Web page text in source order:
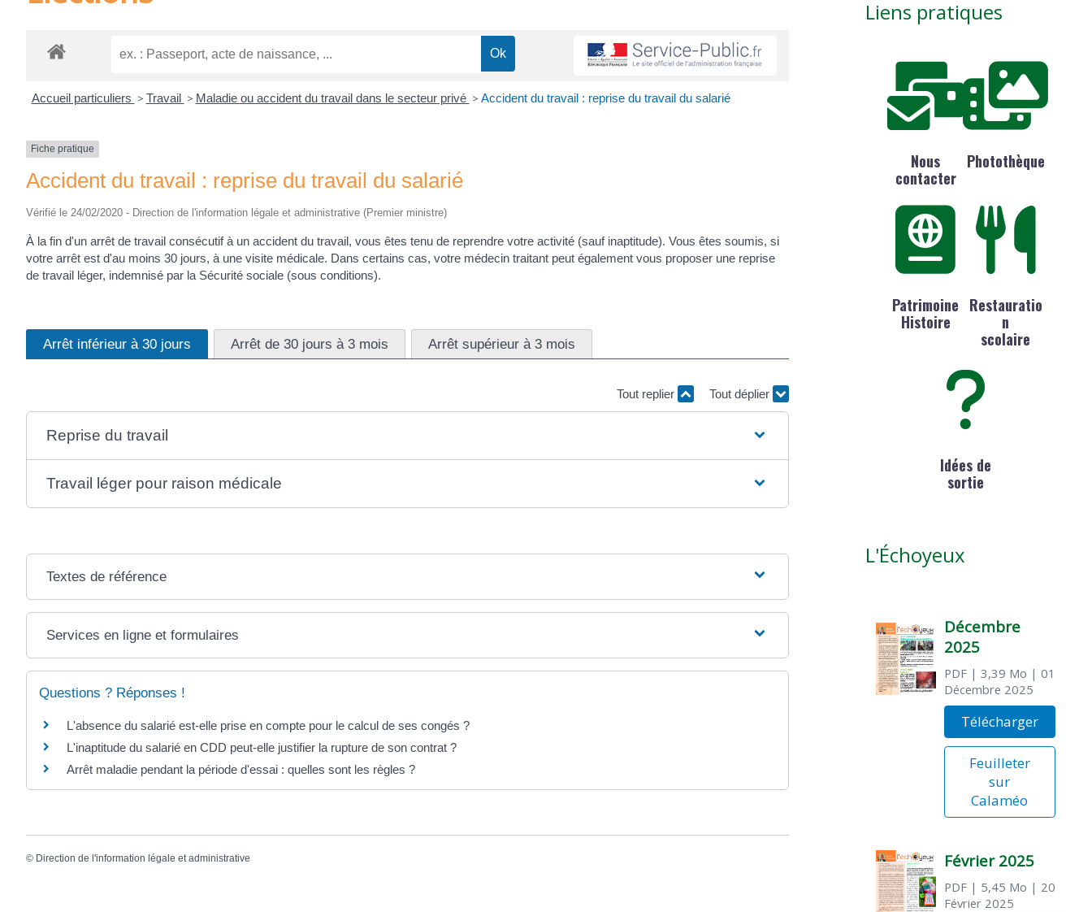
Accueil particuliers > Travail > Maladie ou accident du travail dans le secteur privé > Accident du travail : reprise du travail du salarié
Fiche pratique
Accident du travail : reprise du travail du salarié
Vérifié le 24/02/2020 - Direction de l'information légale et administrative (Premier ministre)
À la fin d'un arrêt de travail consécutif à un accident du travail, vous êtes tenu de reprendre votre activité (sauf inaptitude). Vous êtes soumis, si
votre arrêt est d'au moins 30 jours, à une visite médicale. Dans certains cas, votre médecin traitant peut également vous proposer une reprise
de travail léger, indemnisé par la Sécurité sociale (sous conditions).
Arrêt inférieur à 30 jours Arrêt de 30 jours à 3 mois Arrêt supérieur à 3 mois
Tout replier Tout déplier
Reprise du travail
Travail léger pour raison médicale
Textes de référence
Services en ligne et formulaires
Questions ? Réponses !
L'absence du salarié est-elle prise en compte pour le calcul de ses congés ?
L'inaptitude du salarié en CDD peut-elle justifier la rupture de son contrat ?
Arrêt maladie pendant la période d'essai : quelles sont les règles ?
© Direction de l'information légale et administrative
Liens pratiques
Nous
contacter
Photothèque
Patrimoine
Histoire
Restauratio
n
scolaire
Idées de
sortie
L'Échoyeux
Décembre
2025
PDF| 3,39 Mo | 01
Décembre 2025
Télécharger
Feuilleter
sur
Calaméo
Février 2025
PDF| 5,45 Mo | 20
Février 2025